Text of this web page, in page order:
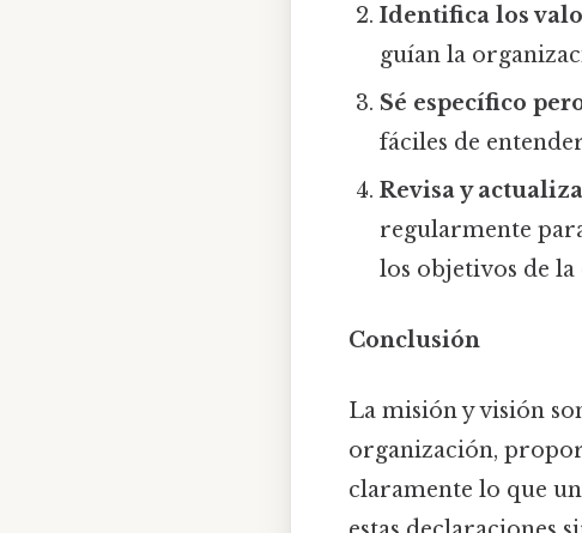
Identifica los
guían la
Sé específico
fáciles de
Revisa y actualiza
regularmente
los objetivos de
Conclusión
La misión y visión
organización,
claramente lo que